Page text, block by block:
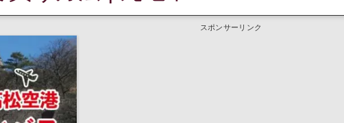
スポンサーリンク